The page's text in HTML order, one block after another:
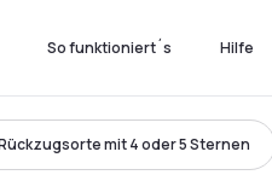
So funktioniert´s Hilfe
mit 4 oder 5 Sternen